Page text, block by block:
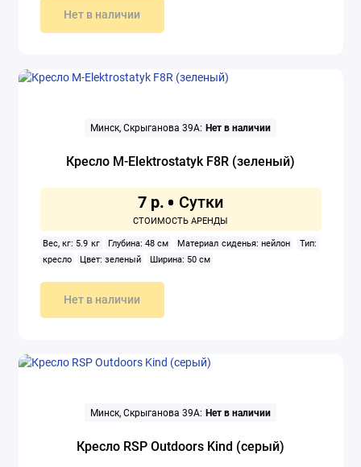
Нет в наличии
Минск, Скрыганова 39А: Нет в наличии
Кресло M-Elektrostatyk F8R (зеленый)
7 р.
Вес, кг: 5.9 кг Глубина: 48 см Материал сиденья: нейлон
Тип:
кресло
Цвет: зеленый Ширина: 50 см
Нет в наличии
Минск, Скрыганова 39А: Нет в наличии
Кресло RSP Outdoors Kind (серый)